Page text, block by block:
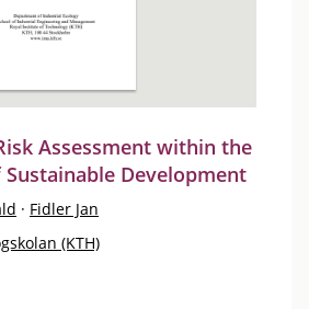
Assessment within the
Development
· Fidler Jan
(KTH)